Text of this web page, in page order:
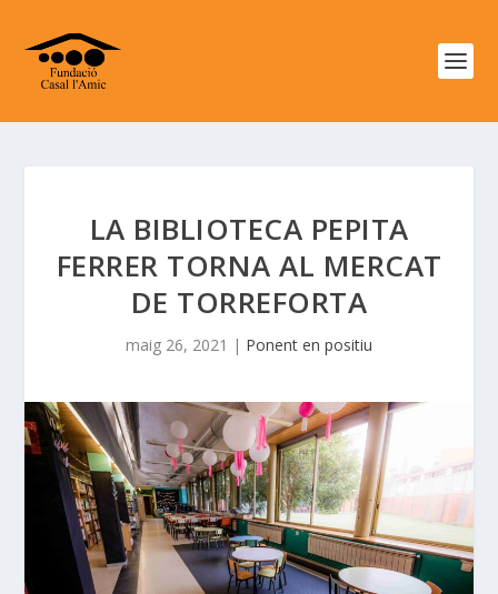
LA BIBLIOTECA PEPITA
FERRER TORNA AL MERCAT
DE TORREFORTA
maig 26, 2021 | Ponent en positiu